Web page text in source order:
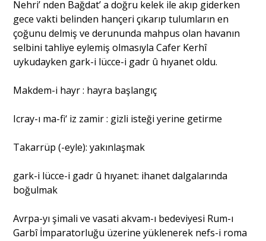
Nehri’ nden Bağdat’ a doğru kelek ile akıp giderken
gece vakti belinden hançeri çıkarıp tulumların en
çoğunu delmiş ve derununda mahpus olan havanın
selbini tahliye eylemiş olmasıyla Cafer Kerhî
uykudayken gark-i lücce-i gadr û hıyanet oldu.
Makdem-i hayr : hayra başlangıç
Icray-ı ma-fi‘ iz zamir : gizli isteği yerine getirme
Takarrüp (-eyle): yakınlaşmak
gark-i lücce-i gadr û hıyanet: ihanet dalgalarında
boğulmak
Avrpa-yı şimali ve vasati akvam-ı bedeviyesi Rum-ı
Garbî İmparatorluğu üzerine yüklenerek nefs-i roma